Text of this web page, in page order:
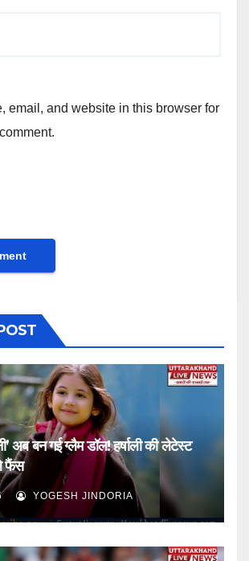
email, and website in this browser for
अब बन गई ग्लैम डॉल! हर्षाली की लेटेस्ट
फैंस
YOGESH JINDORIA